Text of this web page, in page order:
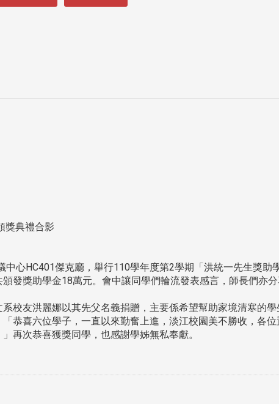
獎典禮合影
HC401傑克廳，舉行110學年度第2學期「洪統一先生獎助
發獎助學金18萬元。會中讓同學們輪流發表感言，師長們亦分
友洪麗娜以其先父名義捐贈，主要係希望幫助家境清寒的學
恭喜六位學子，一直以來勤奮上進，淡江校園美不勝收，各
再次恭喜獲獎同學，也感謝學姊無私奉獻。